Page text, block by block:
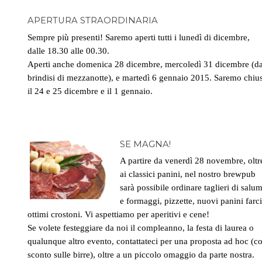
APERTURA STRAORDINARIA
Sempre più presenti! Saremo aperti tutti i lunedì di dicembre,
dalle 18.30 alle 00.30.
Aperti anche domenica 28 dicembre, mercoledì 31 dicembre
brindisi di mezzanotte), e martedì 6 gennaio 2015. Saremo
il 24 e 25 dicembre e il 1 gennaio.
SE MAGNA!
A partire da venerdì 28 novembre,
ai classici panini, nel nostro brewpub
sarà possibile ordinare taglieri di
e formaggi, pizzette, nuovi panini
ottimi crostoni. Vi aspettiamo per aperitivi e cene!
Se volete festeggiare da noi il compleanno, la festa di laurea o
qualunque altro evento, contattateci per una proposta ad hoc
sconto sulle birre), oltre a un piccolo omaggio da parte nostra.